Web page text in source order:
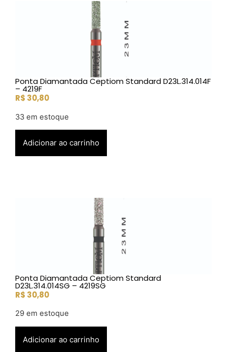
Ponta Diamantada Ceptiom Standard D23L.314.014F
– 4219F
R$ 30,80
33 em estoque
Adicionar ao carrinho
Ponta Diamantada Ceptiom Standard
D23L.314.014SG – 4219SG
R$ 30,80
29 em estoque
Adicionar ao carrinho